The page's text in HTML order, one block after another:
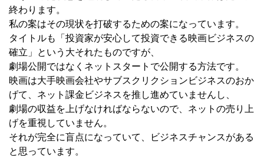
終わります。
私の案はその現状を打破するための案になっています。
タイトルも「投資家が安心して投資できる映画ビジネスの
確立」という大それたものですが、
劇場公開ではなくネットスタートで公開する方法です。
映画は大手映画会社やサブスクリクションビジネスのおか
げて、ネット課金ビジネスを推し進めていませんし、
劇場の収益を上げなければならないので、ネットの売り上
げを重視していません。
それが完全に盲点になっていて、ビジネスチャンスがある
と思っています。